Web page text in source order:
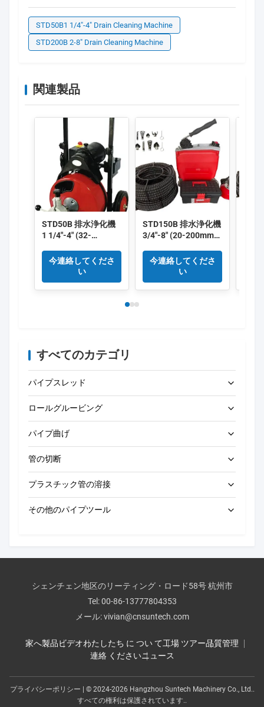
STD50B1 1/4"-4" Drain Cleaning Machine
STD200B 2-8" Drain Cleaning Machine
関連製品
STD50B 排水浄化機
1 1/4"-4" (32-
300RPM 鋳型アルミ
今連絡してくださ
い
STD150B 排水浄化機
3/4"-8" (20-200mm)
レーム
今連絡してくださ
い
すべてのカテゴリ
パイプスレッド
電動パイプスレッド加工機
ポータブルパイプスレッダー
ロールグルービング
電動ロールグルービングマシン
オートマティックロールグルーブ機械
手動ロールグルーバー
パイプ曲げ
電気管のベンダー
手動パイプベンダー
管の切断
電動パイプ切断機
パイプ穴開け機
プラスチック管の溶接
バット・フュージョン・マシン
エレクトロフュージョンマシン
手動バット溶接機
その他のパイプツール
排水清掃機
パイプ面取り機
シェンチェン地区のリーティング・ロード58号 杭州市
Tel:00-86-13777804353
メール:vivian@cnsuntech.com
家へ製品ビデオわたしたち に つい て工場 ツアー品質管理
連絡 くださいニュース
プライバシーポリシー | © 2024-2026 Hangzhou Suntech Machinery Co., Ltd..
すべての権利は保護されています..